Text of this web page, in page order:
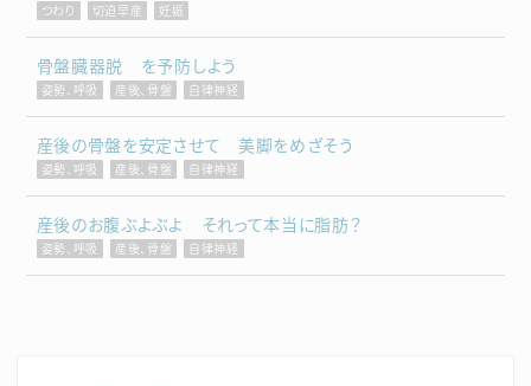
つわり 切迫早産 妊娠
骨盤臓器脱 を予防しよう
姿勢、呼吸 産後、骨盤 自律神経
産後の骨盤を安定させて 美脚をめざそう
姿勢、呼吸 産後、骨盤 自律神経
産後のお腹ぶよぶよ それって本当に脂肪？
姿勢、呼吸 産後、骨盤 自律神経